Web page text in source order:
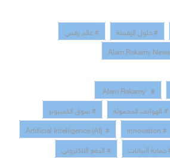
# حلول الرقمنة
# عالم رقمي
# Alam Rakamy
# الهواتف المحمولة
# سوق الكمبيوتر
# innovation
# Artificial Intelligence (AI)
حماية البيانات # الدفع الالكتروني